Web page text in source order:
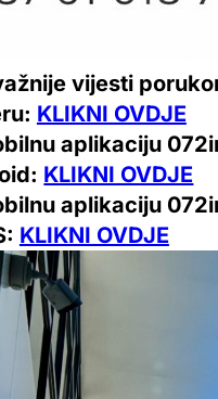
vijesti
KLIKNI OVDJE
aplikaciju
KLIKNI OVDJE
aplikaciju
KLIKNI OVDJE